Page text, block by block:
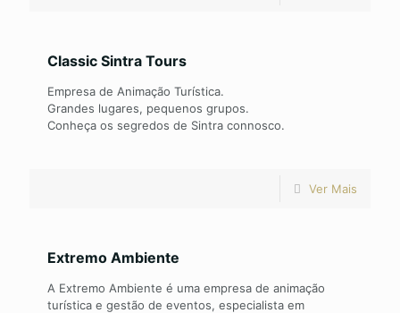
Classic Sintra Tours
Empresa de Animação Turística.
Grandes lugares, pequenos grupos.
Conheça os segredos de Sintra connosco.
Ver Mais
Extremo Ambiente
A Extremo Ambiente é uma empresa de animação
turística e gestão de eventos, especialista em